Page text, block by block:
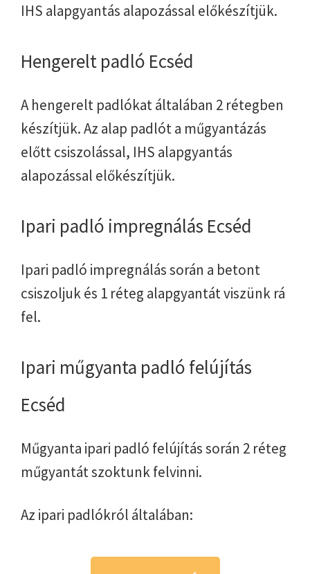
IHS alapgyantás alapozással előkészítjük.
Hengerelt padló Ecséd
A hengerelt padlókat általában 2 rétegben
készítjük. Az alap padlót a műgyantázás
előtt csiszolással, IHS alapgyantás
alapozással előkészítjük.
Ipari padló impregnálás Ecséd
Ipari padló impregnálás során a betont
csiszoljuk és 1 réteg alapgyantát viszünk rá
fel.
Ipari műgyanta padló felújítás
Ecséd
Műgyanta ipari padló felújítás során 2 réteg
műgyantát szoktunk felvinni.
Az ipari padlókról általában: